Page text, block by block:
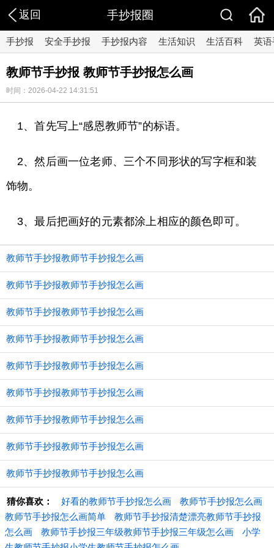
返回 手抄报圈
手抄报 安全手抄报 手抄报内容 生活知识 生活百科 英
教师节手抄报 教师节手抄报怎么画
时间：2026-04-22 14:31:51
1、首先写上“感恩教师节”的标语。
2、然后画一位老师、三个不同形状的写字框和装
饰物。
3、最后把画好的元素都涂上相应的颜色即可。
教师节手抄报教师节手抄报怎么画
教师节手抄报教师节手抄报怎么画
教师节手抄报教师节手抄报怎么画
教师节手抄报教师节手抄报怎么画
教师节手抄报教师节手抄报怎么画
教师节手抄报教师节手抄报怎么画
教师节手抄报教师节手抄报怎么画
教师节手抄报教师节手抄报怎么画
教师节手抄报教师节手抄报怎么画
猜你喜欢： 好看的教师节手抄报怎么画
教师节手抄报怎么画
教师节手抄报怎么画简单
教师节手抄报清楚漂亮教师节手抄报
怎么画
教师节手抄报三年级教师节手抄报三年级怎么画
小学